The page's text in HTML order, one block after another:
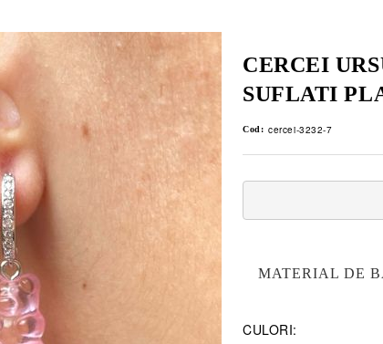
CERCEI
SUFLATI
Cod: cercei-3232-7
MATERIAL DE
CULORI: